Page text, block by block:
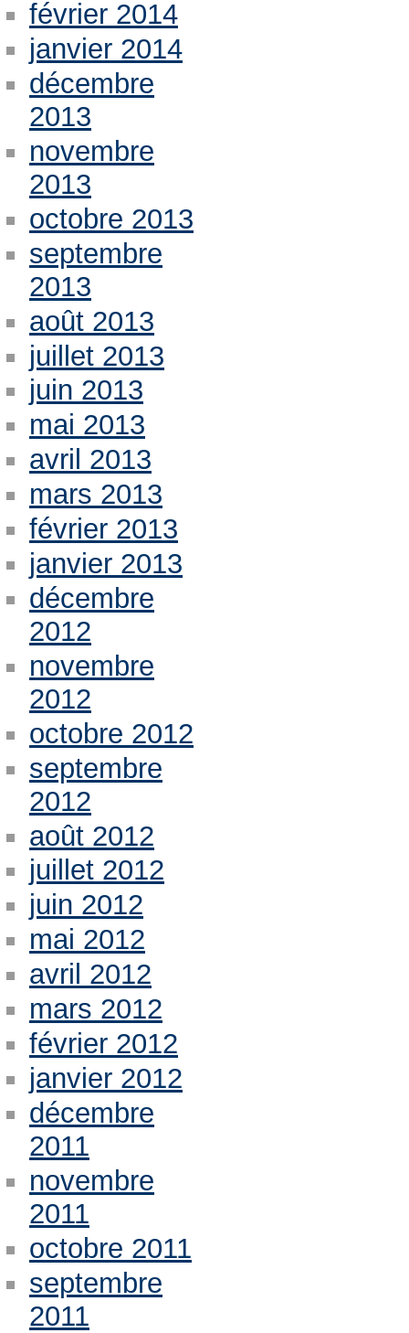
février 2014
janvier 2014
décembre
2013
novembre
2013
octobre 2013
septembre
2013
août 2013
juillet 2013
juin 2013
mai 2013
avril 2013
mars 2013
février 2013
janvier 2013
décembre
2012
novembre
2012
octobre 2012
septembre
2012
août 2012
juillet 2012
juin 2012
mai 2012
avril 2012
mars 2012
février 2012
janvier 2012
décembre
2011
novembre
2011
octobre 2011
septembre
2011